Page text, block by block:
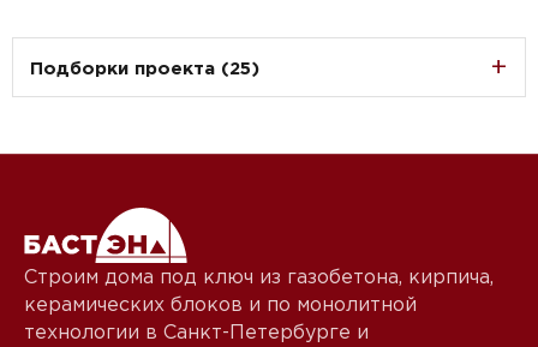
Подборки проекта (25)
Строим дома под ключ из газобетона, кирпича,
керамических блоков и по монолитной
технологии в Санкт-Петербурге и